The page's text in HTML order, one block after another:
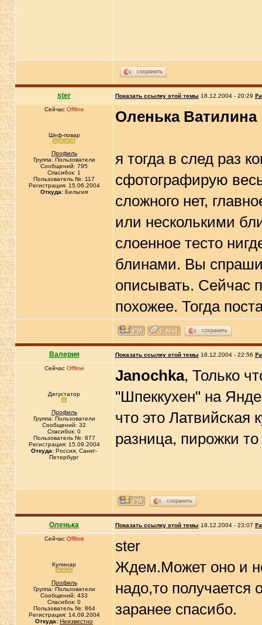
сохранить
ster Показать ссылку этой темы 18.12.2004 - 20:29
Сейчас Offline
Шеф-повар
Профиль
Группа: Пользователи
Сообщений: 795
Спасибок: 1
Пользователь №: 117
Регистрация: 15.06.2004
Откуда: Бельгия
Оленька Ватилина
я тогда в след раз
сфотографирую
сложного нет,
или несколькими
слоенное тесто
блинами. Вы
описывать. Сейчас
похожее. Тогда
сохранить
Валерия Показать ссылку этой темы 18.12.2004 - 22:56
Сейчас Offline
Дегустатор
Профиль
Группа: Пользователи
Сообщений: 32
Спасибок: 0
Пользователь №: 877
Регистрация: 15.09.2004
Откуда: Россия, Санкт-
Петербург
Janochka, Только
"Шпеккухен" на
что это Латвийская
разница, пирожки
сохранить
Оленька Показать ссылку этой темы 18.12.2004 - 23:07
Сейчас Offline
Кулинар
Профиль
Группа: Пользователи
Сообщений: 433
Спасибок: 0
Пользователь №: 864
Регистрация: 14.09.2004
Откуда: Неизвестно
ster
Ждем.Может оно и не
надо,то
заранее спасибо.